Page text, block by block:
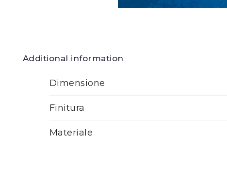
Additional information
Dimensione
Finitura
Materiale